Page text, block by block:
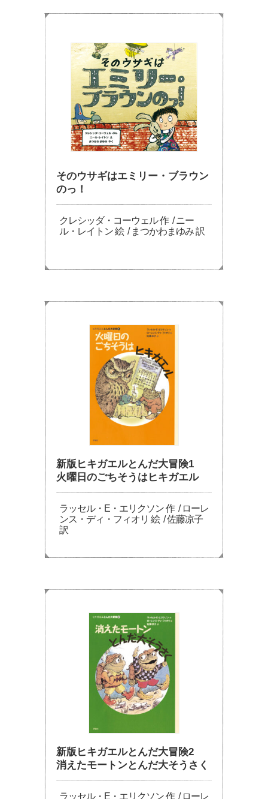
そのウサギはエミリー・ブラウン
のっ！
クレシッダ・コーウェル 作 / ニー
ル・レイトン 絵 / まつかわまゆみ 訳
新版ヒキガエルとんだ大冒険1
火曜日のごちそうはヒキガエル
ラッセル・E・エリクソン 作 / ローレ
ンス・ディ・フィオリ 絵 / 佐藤凉子
訳
新版ヒキガエルとんだ大冒険2
消えたモートンとんだ大そうさく
ラッセル・E・エリクソン 作 / ローレ